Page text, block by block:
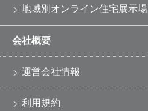
地域別オンライン住宅展示場
会社概要
運営会社情報
利用規約